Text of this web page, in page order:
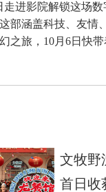
走进影院解锁这场数
这部涵盖科技、友
之旅， 10月6日快
文牧野
首日收